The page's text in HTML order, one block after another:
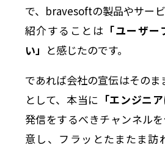
で、bravesoftの製品やサー
紹介することは 「ユーザ
い」 と感じたのです。
であれば会社の宣伝はその
として、本当に 「エンジニ
発信をするべきチャンネル
意し、フラッとたまたま訪